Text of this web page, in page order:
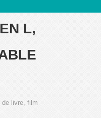
L,
de livre, film